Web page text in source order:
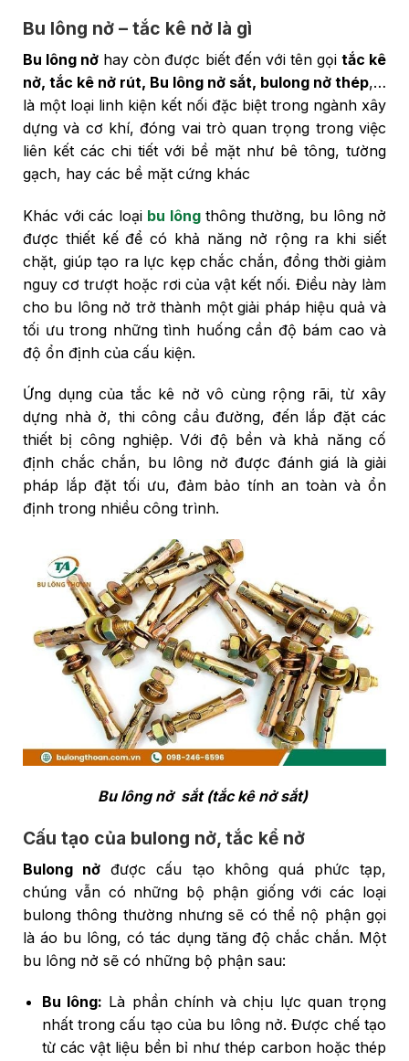
Bu lông nở – tắc kê nở là gì
Bu lông nở hay còn được biết đến với tên gọi tắc kê
nở, tắc kê nở rút, Bu lông nở sắt, bulong nở thép,…
là một loại linh kiện kết nối đặc biệt trong ngành xây
dựng và cơ khí, đóng vai trò quan trọng trong việc
liên kết các chi tiết với bề mặt như bê tông, tường
gạch, hay các bề mặt cứng khác
Khác với các loại bu lôngthông thường, bu lông nở
được thiết kế để có khả năng nở rộng ra khi siết
chặt, giúp tạo ra lực kẹp chắc chắn, đồng thời giảm
nguy cơ trượt hoặc rơi của vật kết nối. Điều này làm
cho bu lông nở trở thành một giải pháp hiệu quả và
tối ưu trong những tình huống cần độ bám cao và
độ ổn định của cấu kiện.
Ứng dụng của tắc kê nở vô cùng rộng rãi, từ xây
dựng nhà ở, thi công cầu đường, đến lắp đặt các
thiết bị công nghiệp. Với độ bền và khả năng cố
định chắc chắn, bu lông nở được đánh giá là giải
pháp lắp đặt tối ưu, đảm bảo tính an toàn và ổn
định trong nhiều công trình.
Bu lông nở sắt (tắc kê nở sắt)
Cấu tạo của bulong nở, tắc kể nở
Bulong nở được cấu tạo không quá phức tạp,
chúng vẫn có những bộ phận giống với các loại
bulong thông thường nhưng sẽ có thể nộ phận gọi
là áo bu lông, có tác dụng tăng độ chắc chắn. Một
bu lông nở sẽ có những bộ phận sau:
Bu lông: Là phần chính và chịu lực quan trọng
nhất trong cấu tạo của bu lông nở. Được chế tạo
từ các vật liệu bền bỉ như thép carbon hoặc thép